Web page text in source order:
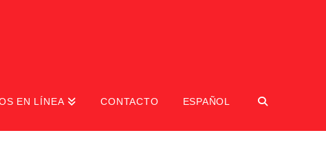
EN LÍNEA CONTACTO ESPAÑOL